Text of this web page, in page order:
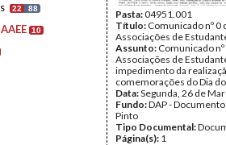
22 88
10
Pasta:04951.001
Título: Comunicado nº 0
Associações de
Assunto: Comunicado nº
Associações de
impedimento da
comemorações do Dia
Data:Segunda, 26 de
Fundo:DAP -
Pinto
Tipo Documental:
Página(s): 1